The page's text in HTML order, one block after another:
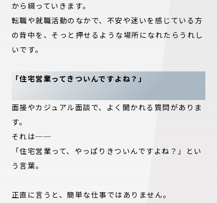
から綴っていきます。
転職や就職活動のなかで、不安や迷いを感じている方
の背中を、そっと押せるような場所になれたらうれし
いです。
「住宅営業ってきついんですよね？」
面接やカジュアル面談で、よく聞かれる質問がありま
す。
それは──
「住宅営業って、やっぱりきついんですよね？」とい
う言葉。
正直に言うと、簡単な仕事ではありません。